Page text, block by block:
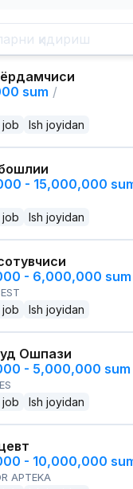
sum /
job Ish joyidan
- 15,000,000
job Ish joyidan
- 6,000,000 sum
job Ish joyidan
Ошпази
- 5,000,000 sum
job Ish joyidan
- 10,000,000
APTEKA